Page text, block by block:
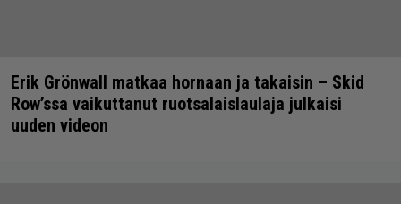
Erik Grönwall matkaa hornaan ja takaisin – Skid
Row’ssa vaikuttanut ruotsalaislaulaja julkaisi
uuden videon